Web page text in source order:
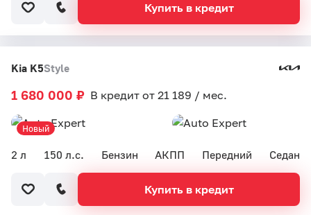
Купить в кредит
Kia K5Style
2 л 150 л.с. Бензин АКПП Передний Седан
1 680 000 ₽ В кредит от 21 189 / мес.
Новый
Купить в кредит